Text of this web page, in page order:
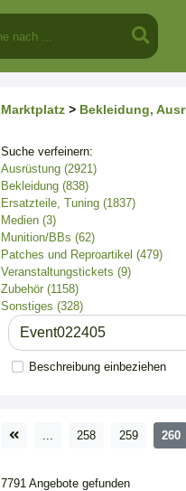
Marktplatz > Bekleidung,
Suche verfeinern:
Ausrüstung (2921)
Bekleidung (838)
Ersatzteile, Tuning (1837)
Medien (3)
Munition/BBs (62)
Patches und Reproartikel (479)
Veranstaltungstickets (9)
Zubehör (1158)
Sonstiges (328)
Beschreibung einbeziehen
... 258 259 260
7791 Angebote gefunden